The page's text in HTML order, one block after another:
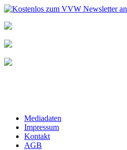
Mediadaten
Impressum
Kontakt
AGB